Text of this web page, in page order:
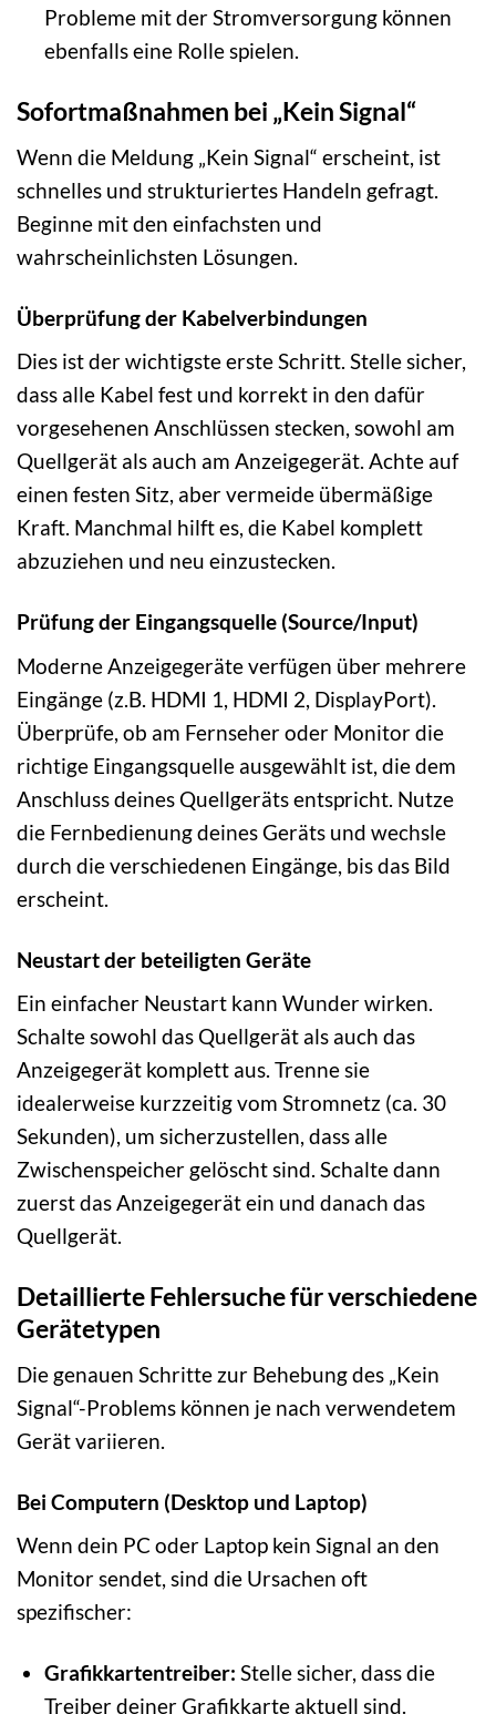
Probleme mit der Stromversorgung können
ebenfalls eine Rolle spielen.
Sofortmaßnahmen bei „Kein Signal“
Wenn die Meldung „Kein Signal“ erscheint, ist
schnelles und strukturiertes Handeln gefragt.
Beginne mit den einfachsten und
wahrscheinlichsten Lösungen.
Überprüfung der Kabelverbindungen
Dies ist der wichtigste erste Schritt. Stelle sicher,
dass alle Kabel fest und korrekt in den dafür
vorgesehenen Anschlüssen stecken, sowohl am
Quellgerät als auch am Anzeigegerät. Achte auf
einen festen Sitz, aber vermeide übermäßige
Kraft. Manchmal hilft es, die Kabel komplett
abzuziehen und neu einzustecken.
Prüfung der Eingangsquelle (Source/Input)
Moderne Anzeigegeräte verfügen über mehrere
Eingänge (z.B. HDMI 1, HDMI 2, DisplayPort).
Überprüfe, ob am Fernseher oder Monitor die
richtige Eingangsquelle ausgewählt ist, die dem
Anschluss deines Quellgeräts entspricht. Nutze
die Fernbedienung deines Geräts und wechsle
durch die verschiedenen Eingänge, bis das Bild
erscheint.
Neustart der beteiligten Geräte
Ein einfacher Neustart kann Wunder wirken.
Schalte sowohl das Quellgerät als auch das
Anzeigegerät komplett aus. Trenne sie
idealerweise kurzzeitig vom Stromnetz (ca. 30
Sekunden), um sicherzustellen, dass alle
Zwischenspeicher gelöscht sind. Schalte dann
zuerst das Anzeigegerät ein und danach das
Quellgerät.
Detaillierte Fehlersuche für verschiedene
Gerätetypen
Die genauen Schritte zur Behebung des „Kein
Signal“-Problems können je nach verwendetem
Gerät variieren.
Bei Computern (Desktop und Laptop)
Wenn dein PC oder Laptop kein Signal an den
Monitor sendet, sind die Ursachen oft
spezifischer:
Grafikkartentreiber: Stelle sicher, dass die
Treiber deiner Grafikkarte aktuell sind.